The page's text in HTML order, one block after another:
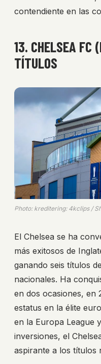
contendiente en las
13. CHELSEA FC
TÍTULOS
Photo: kreditering: 4kclips /
El Chelsea se ha
más exitosos de
ganando seis títulos
nacionales. Ha
en dos ocasiones, en
estatus en la élite
en la Europa League
inversiones, el
aspirante a los títulos